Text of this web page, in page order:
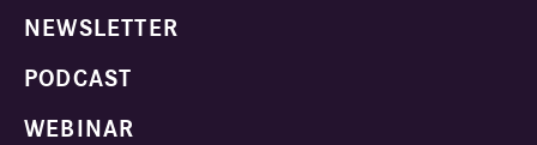
NEWSLETTER
PODCAST
WEBINAR